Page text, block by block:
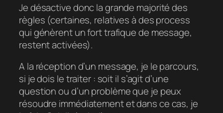
Je désactive donc la grande majorité des
règles (certaines, relatives à des process
qui génèrent un fort trafique de message,
restent activées).
A la réception d’un message, je le parcours,
si je dois le traiter : soit il s’agit d’une
question ou d’un problème que je peux
résoudre immédiatement et dans ce cas, je